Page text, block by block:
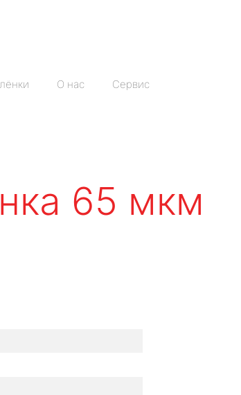
О нас Сервис
65 мкм